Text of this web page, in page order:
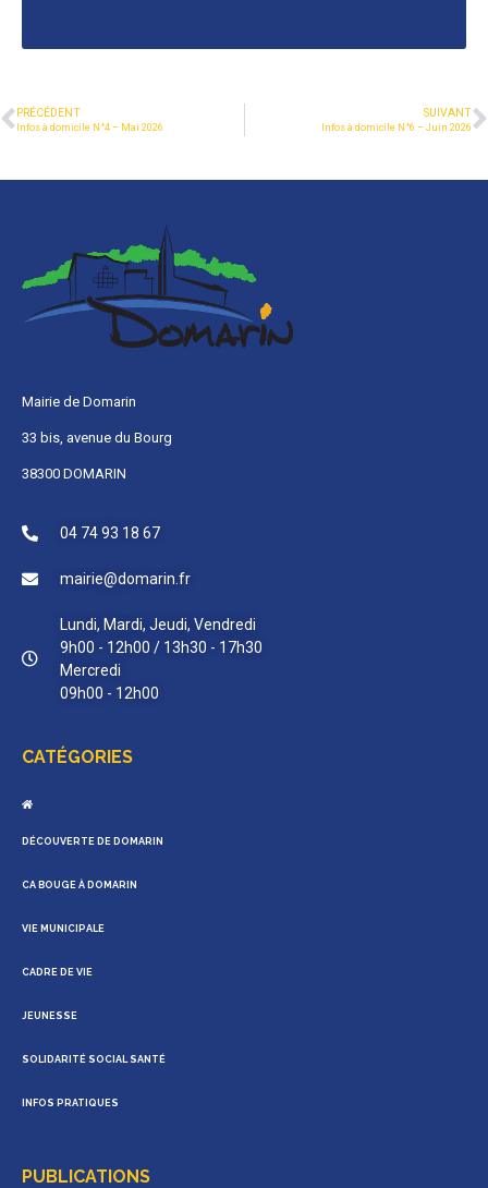
PRÉCÉDENT
Infos à domicile N°4 – Mai 2026
SUIVANT
Infos à domicile N°6 – Juin 2026
Mairie de Domarin
33 bis, avenue du Bourg
38300 DOMARIN
04 74 93 18 67
mairie@domarin.fr
Lundi, Mardi, Jeudi, Vendredi
9h00 - 12h00 / 13h30 - 17h30
Mercredi
09h00 - 12h00
CATÉGORIES
DÉCOUVERTE DE DOMARIN
CA BOUGE À DOMARIN
VIE MUNICIPALE
CADRE DE VIE
JEUNESSE
SOLIDARITÉ SOCIAL SANTÉ
INFOS PRATIQUES
PUBLICATIONS